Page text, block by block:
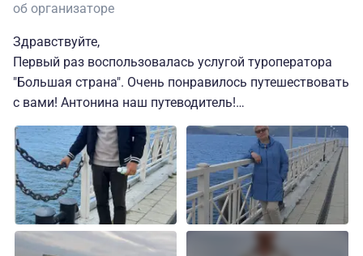
об организаторе
Здравствуйте,
Первый раз воспользовалась услугой туроператора
"Большая страна". Очень понравилось путешествовать
с вами! Антонина наш путеводитель!
Всё чётко согласно плана пребывания.
Ольхон: посещение северной и южной части с гидом-
водителем Сергеем была интересной и вкусной -
побывали в удивительных живописных местах
острова, уха из омуля выше всех похвал! "Набаймар"-
уютная благоустроенная гостиница, заботливый и
приветливый администратор Вера, в номере чистота,